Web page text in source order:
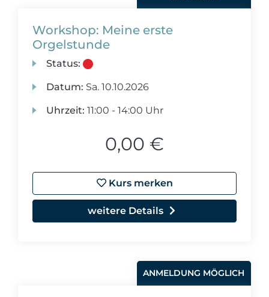
Workshop: Meine erste
Orgelstunde
Status:
Datum: Sa. 10.10.2026
Uhrzeit: 11:00 - 14:00 Uhr
0,00 €
Kurs merken
weitere Details
ANMELDUNG MÖGLICH